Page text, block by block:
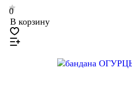
0
В корзину